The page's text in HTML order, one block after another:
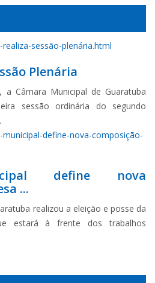
Plenária
a Câmara Municipal de Guaratuba
sessão ordinária do segundo
define nova
...
realizou a eleição e posse da
estará à frente dos trabalhos